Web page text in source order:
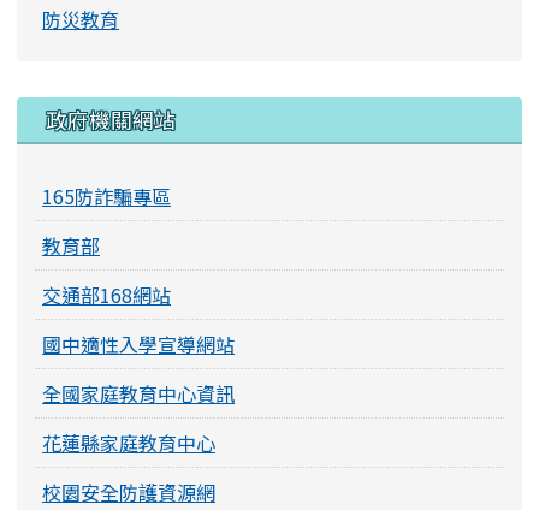
防災教育
右邊區域內容
政府機關網站
165防詐騙專區
教育部
交通部168網站
國中適性入學宣導網站
全國家庭教育中心資訊
花蓮縣家庭教育中心
校園安全防護資源網